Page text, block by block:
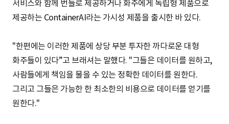
서비스와 함께 번들로 제공하거나 화주에게 독립형 제품으로
제공하는 ContainerAI라는 가시성 제품을 출시한 바 있다.
"한편에는 이러한 제품에 상당 부분 투자한 까다로운 대형
화주들이 있다”고 브래셔는 말했다. "그들은 데이터를 원하고,
사람들에게 책임을 물을 수 있는 정확한 데이터를 원한다.
그리고 그들은 가능한 한 최소한의 비용으로 데이터를 얻기를
원한다."